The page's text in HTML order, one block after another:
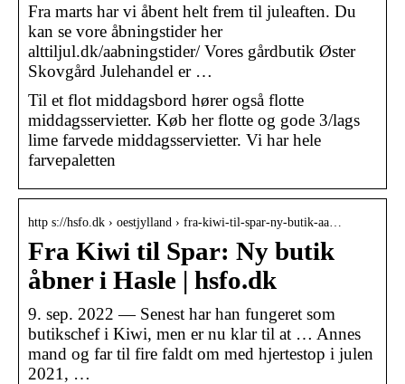
Fra marts har vi åbent helt frem til juleaften. Du
kan se vore åbningstider her
alttiljul.dk/aabningstider/ Vores gårdbutik Øster
Skovgård Julehandel er …
Til et flot middagsbord hører også flotte
middagsservietter. Køb her flotte og gode 3/lags
lime farvede middagsservietter. Vi har hele
farvepaletten
http s://hsfo.dk › oestjylland › fra-kiwi-til-spar-ny-butik-aa…
Fra Kiwi til Spar: Ny butik
åbner i Hasle | hsfo.dk
9. sep. 2022 — Senest har han fungeret som
butikschef i Kiwi, men er nu klar til at … Annes
mand og far til fire faldt om med hjertestop i julen
2021, …